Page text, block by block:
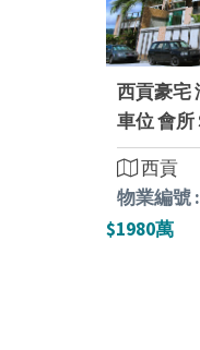
西貢豪宅
車位 會所
西貢
物業編號 :
$1980萬